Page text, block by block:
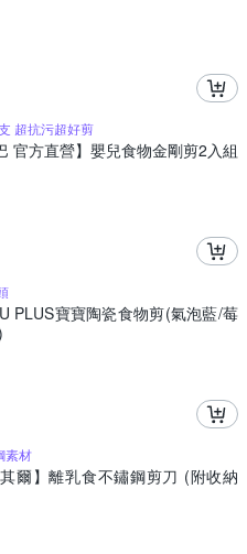
超抗污超好剪
官方直營】嬰兒食物金剛剪2入組
PLUS寶寶陶瓷食物剪(氣泡藍/莓
素材
其爾】離乳食不鏽鋼剪刀 (附收納